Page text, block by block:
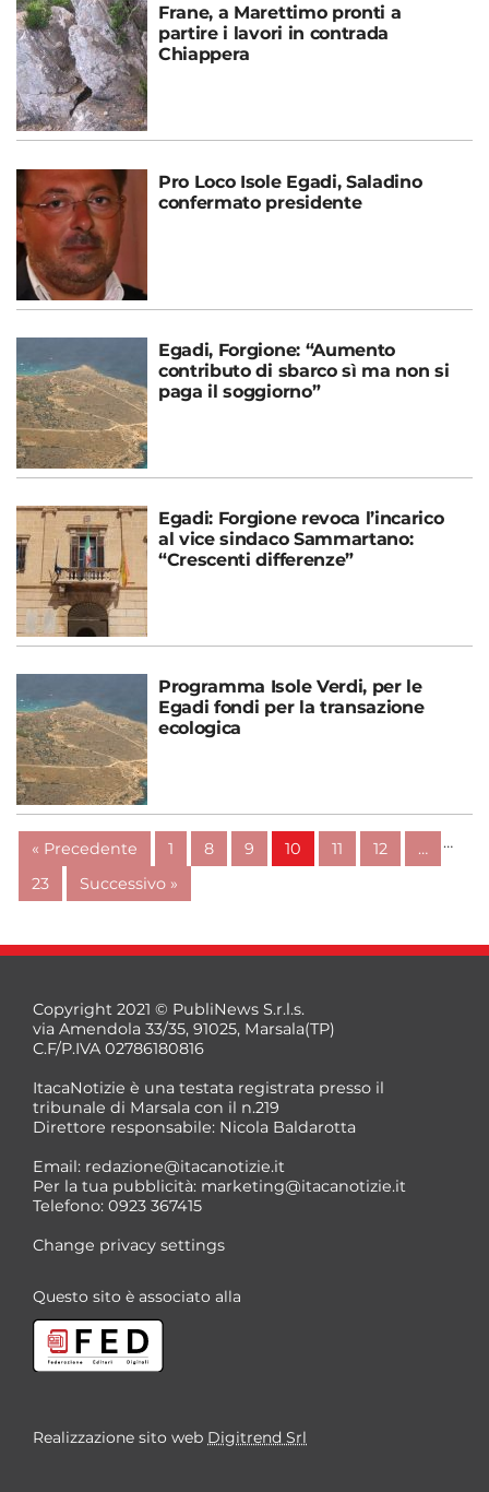
Frane, a Marettimo pronti a
partire i lavori in contrada
Chiappera
Pro Loco Isole Egadi, Saladino
confermato presidente
Egadi, Forgione: “Aumento
contributo di sbarco sì ma non si
paga il soggiorno”
Egadi: Forgione revoca l’incarico
al vice sindaco Sammartano:
“Crescenti differenze”
Programma Isole Verdi, per le
Egadi fondi per la transazione
ecologica
« Precedente 1 …
8 9 10 11 12
…
23
Successivo »
Copyright 2021 © PubliNews S.r.l.s.
via Amendola 33/35, 91025, Marsala(TP)
C.F/P.IVA 02786180816
ItacaNotizie è una testata registrata presso il
tribunale di Marsala con il n.219
Direttore responsabile: Nicola Baldarotta
Email: redazione@itacanotizie.it
Per la tua pubblicità: marketing@itacanotizie.it
Telefono: 0923 367415
Change privacy settings
Questo sito è associato alla
Realizzazione sito web Digitrend Srl